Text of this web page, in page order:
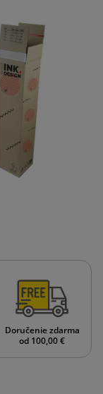
Doručenie zdarma
od 100,00 €